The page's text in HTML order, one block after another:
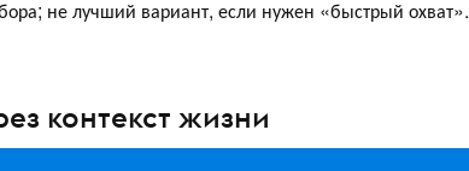
не лучший вариант, если нужен «быстрый охват».
контекст жизни